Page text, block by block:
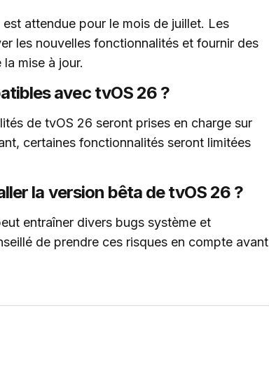
attendue pour le mois de juillet. Les
les nouvelles fonctionnalités et fournir des
mise à jour.
avec tvOS 26 ?
de tvOS 26 seront prises en charge sur
certaines fonctionnalités seront limitées
la version bêta de tvOS 26 ?
entraîner divers bugs système et
de prendre ces risques en compte avant